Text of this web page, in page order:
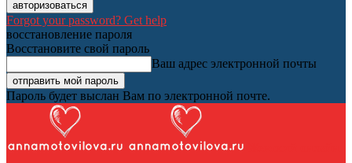
Forgot your password? Get help
восстановление пароля
Восстановите свой пароль
Ваш адрес электронной почты
Пароль будет выслан Вам по электронной почте.